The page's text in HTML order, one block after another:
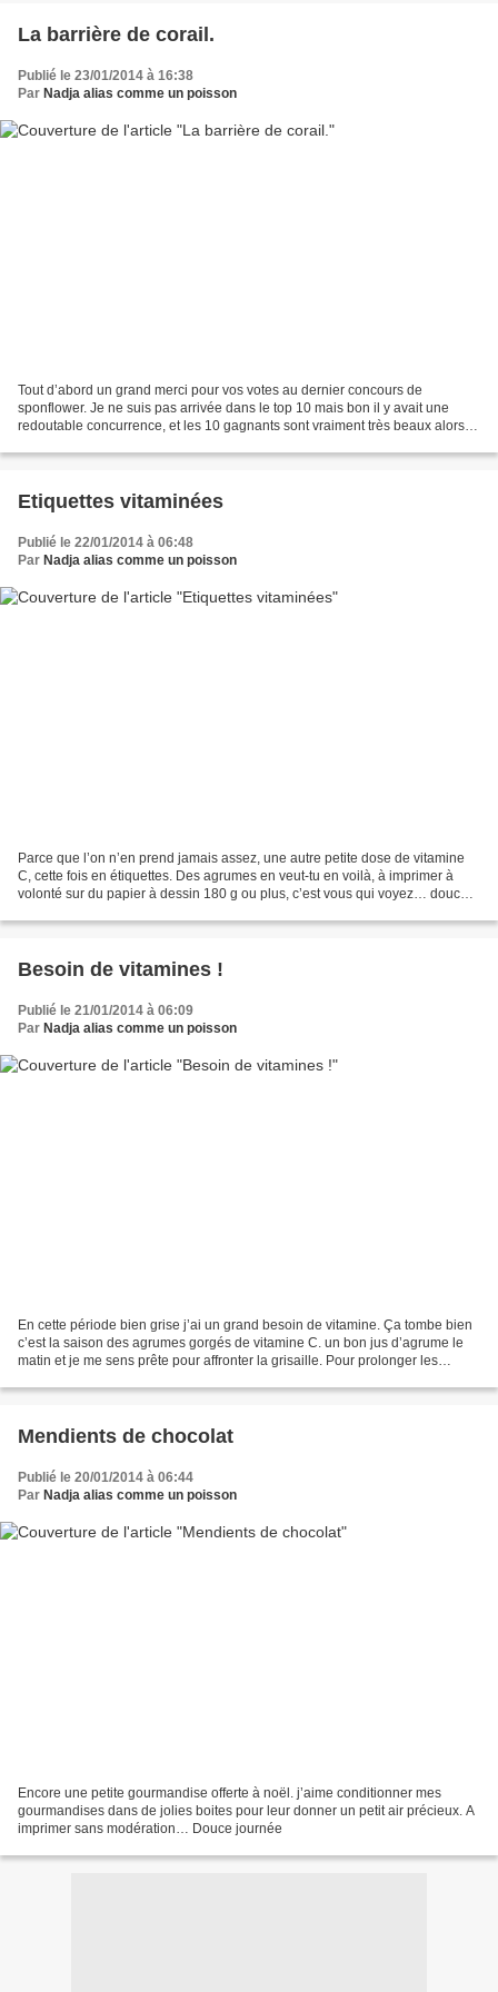
La barrière de corail.
Publié le 23/01/2014 à 16:38
Par Nadja alias comme un poisson
Tout d’abord un grand merci pour vos votes au dernier concours de
sponflower. Je ne suis pas arrivée dans le top 10 mais bon il y avait une
redoutable concurrence, et les 10 gagnants sont vraiment très beaux alors
Etiquettes vitaminées
Publié le 22/01/2014 à 06:48
Par Nadja alias comme un poisson
Parce que l’on n’en prend jamais assez, une autre petite dose de vitamine
C, cette fois en étiquettes. Des agrumes en veut-tu en voilà, à imprimer à
volonté sur du papier à dessin 180 g ou plus, c’est vous qui voyez… douce
Besoin de vitamines !
Publié le 21/01/2014 à 06:09
Par Nadja alias comme un poisson
En cette période bien grise j’ai un grand besoin de vitamine. Ça tombe bien
c’est la saison des agrumes gorgés de vitamine C. un bon jus d’agrume le
matin et je me sens prête pour affronter la grisaille. Pour prolonger les
Mendients de chocolat
Publié le 20/01/2014 à 06:44
Par Nadja alias comme un poisson
Encore une petite gourmandise offerte à noël. j’aime conditionner mes
gourmandises dans de jolies boites pour leur donner un petit air précieux. A
imprimer sans modération… Douce journée